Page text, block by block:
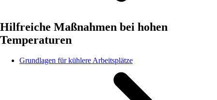
Hilfreiche Maßnahmen bei hohen
Temperaturen
Grundlagen für kühlere Arbeitsplätze